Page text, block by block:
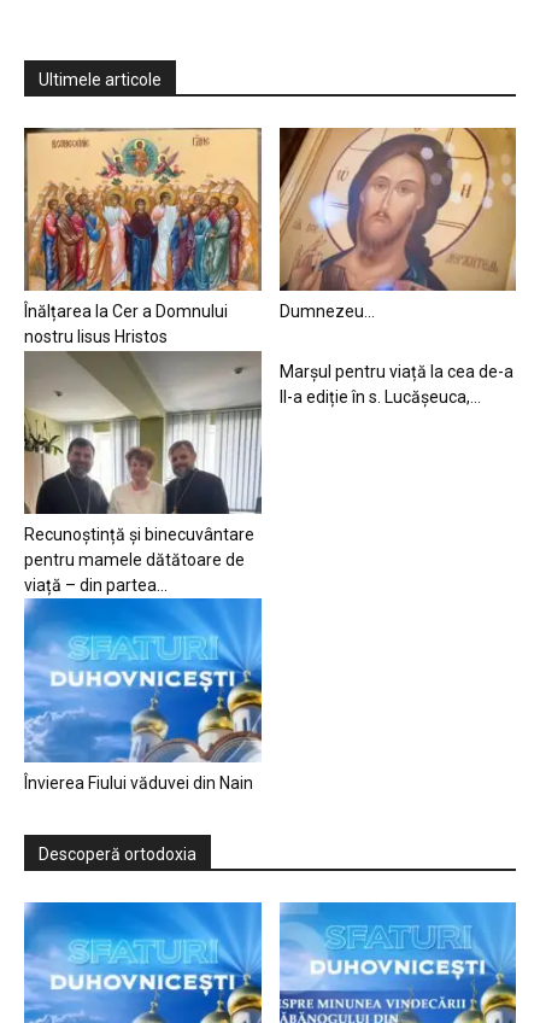
Ultimele articole
Înălțarea la Cer a Domnului
nostru Iisus Hristos
Dumnezeu…
Recunoștință și binecuvântare
pentru mamele dătătoare de
viață – din partea...
Marșul pentru viață la cea de-a
II-a ediție în s. Lucășeuca,...
Învierea Fiului văduvei din Nain
Descoperă ortodoxia